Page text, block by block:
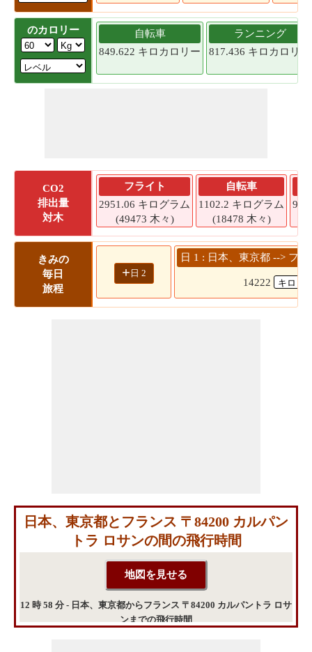
のカロリー
自転車
849.622 キロカロリー
ランニング
817.436 キロカロリー
CO2
排出量
対木
フライト
2951.06 キログラム
(49473 木々)
自転車
1102.2 キログラム
(18478 木々)
きみの
毎日
旅程
+ 日 2
日 1 : 日本、東京都 --> フ
14222
日本、東京都とフランス 〒84200 カルパン
トラ ロサンの間の飛行時間
12 時 58 分 - 日本、東京都からフランス 〒84200 カルパントラ ロサ
ンまでの飛行時間